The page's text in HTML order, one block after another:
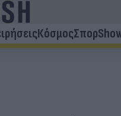
ΚόσμοςΣπορ